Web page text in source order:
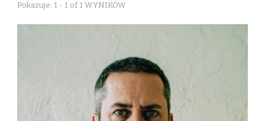
Pokazuje: 1 - 1 of 1 WYNIKÓW